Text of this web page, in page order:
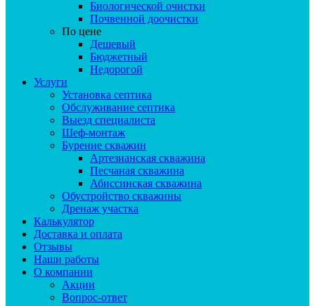
Биологической очистки
Почвенной доочистки
По цене
Дешевый
Бюджетный
Недорогой
Услуги
Установка септика
Обслуживание септика
Выезд специалиста
Шеф-монтаж
Бурение скважин
Артезианская скважина
Песчаная скважина
Абиссинская скважина
Обустройство скважины
Дренаж участка
Калькулятор
Доставка и оплата
Отзывы
Наши работы
О компании
Акции
Вопрос-ответ